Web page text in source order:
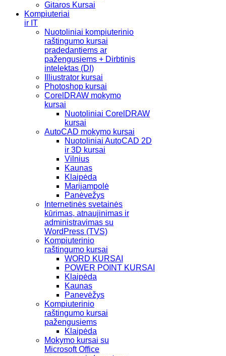
Gitaros Kursai
Kompiuteriai
ir IT
Nuotoliniai kompiuterinio
raštingumo kursai
pradedantiems ar
pažengusiems + Dirbtinis
intelektas (DI)
Illiustrator kursai
Photoshop kursai
CorelDRAW mokymo
kursai
Nuotoliniai CorelDRAW
kursai
AutoCAD mokymo kursai
Nuotoliniai AutoCAD 2D
ir 3D kursai
Vilnius
Kaunas
Klaipėda
Marijampolė
Panėvežys
Internetinės svetainės
kūrimas, atnaujinimas ir
administravimas su
WordPress (TVS)
Kompiuterinio
raštingumo kursai
WORD KURSAI
POWER POINT KURSAI
Klaipėda
Kaunas
Panevėžys
Kompiuterinio
raštingumo kursai
pažengusiems
Klaipėda
Mokymo kursai su
Microsoft Office